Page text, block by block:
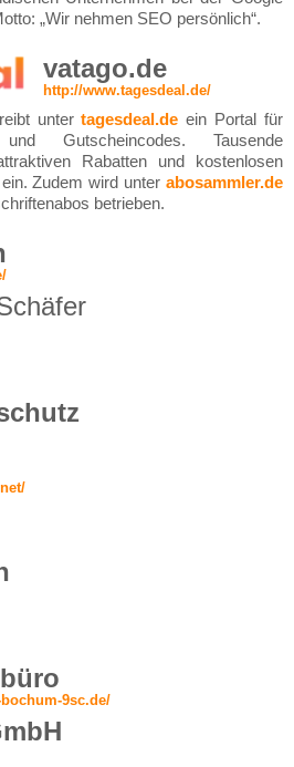
„Wir nehmen SEO persönlich“.
vatago.de
http://www.tagesdeal.de/
untertagesdeal.de ein Portal für
Gutscheincodes. Tausende
Rabatten und kostenlosen
Zudem wird unter abosammler.de
betrieben.
9sc.de/